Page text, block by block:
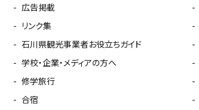
広告掲載
リンク集
石川県観光事業者お役立ちガイド
学校・企業・メディアの方へ
修学旅行
合宿